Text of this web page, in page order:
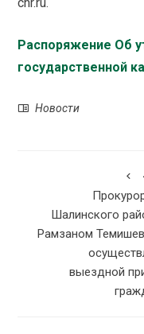
Распоряжение Об
государственной
Новости
Шалинского
Рамзаном
выездной